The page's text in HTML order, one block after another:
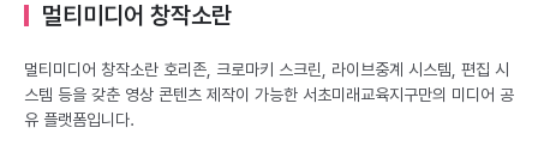
멀티미디어 창작소란
멀티미디어 창작소란 호리존, 크로마키 스크린, 라이브중계 시스템, 편집 시
스템 등을 갖춘 영상 콘텐츠 제작이 가능한 서초미래교육지구만의 미디어 공
유 플랫폼입니다.